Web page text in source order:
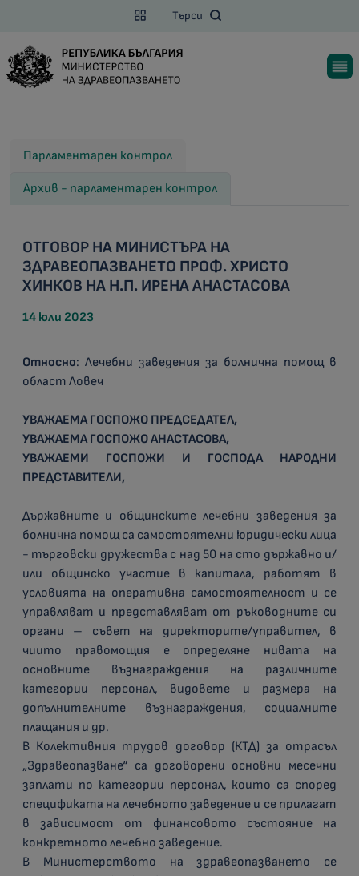
Търси
Парламентарен контрол
Архив - парламентарен контрол
ОТГОВОР НА МИНИСТЪРА НА
ЗДРАВЕОПАЗВАНЕТО ПРОФ. ХРИСТО
ХИНКОВ НА Н.П. ИРЕНА АНАСТАСОВА
14 юли 2023
Относно: Лечебни заведения за болнична помощ в
област Ловеч
УВАЖАЕМА ГОСПОЖО ПРЕДСЕДАТЕЛ,
УВАЖАЕМА ГОСПОЖО АНАСТАСОВА,
УВАЖАЕМИ ГОСПОЖИ И ГОСПОДА НАРОДНИ
ПРЕДСТАВИТЕЛИ,
Държавните и общинските лечебни заведения за
болнична помощ са самостоятелни юридически лица
- търговски дружества с над 50 на сто държавно и/
или общинско участие в капитала, работят в
условията на оперативна самостоятелност и се
управляват и представляват от ръководните си
органи – съвет на директорите/управител, в
чиито правомощия е определяне нивата на
основните възнаграждения на различните
категории персонал, видовете и размера на
допълнителните възнаграждения, социалните
плащания и др.
В Колективния трудов договор (КТД) за отрасъл
„Здравеопазване“ са договорени основни месечни
заплати по категории персонал, които са според
спецификата на лечебното заведение и се прилагат
в зависимост от финансовото състояние на
конкретното лечебно заведение.
В Министерството на здравеопазването се